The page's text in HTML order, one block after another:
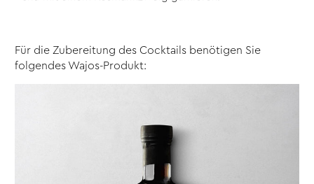
Für die Zubereitung des Cocktails benötigen Sie
folgendes Wajos-Produkt: